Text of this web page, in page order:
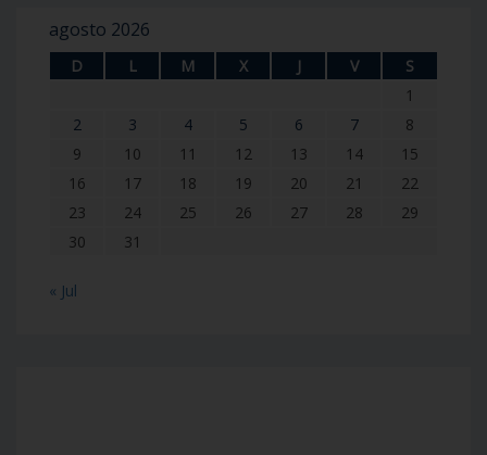
agosto 2026
D L M X J V
S
1
2
3 4 5 6 7
8
9
10 11 12 13 14
15
16
17 18 19 20 21
22
23
24 25 26 27 28
29
30
31
« Jul